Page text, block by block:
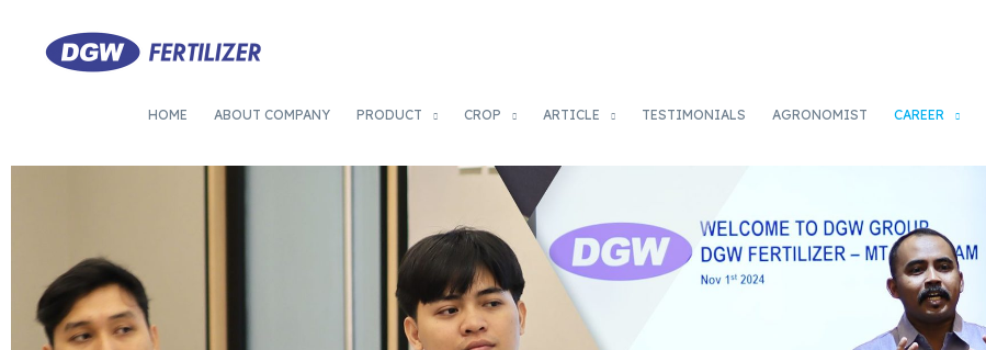
HOME ABOUT COMPANY PRODUCT CROP ARTICLE TESTIMONIALS AGRONOMIST CAREER